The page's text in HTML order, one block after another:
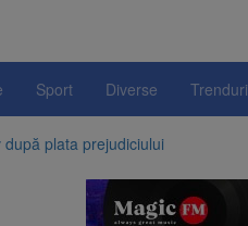
Sport Diverse Trenduri
plata prejudiciului
Motivul: platforme de gunoi